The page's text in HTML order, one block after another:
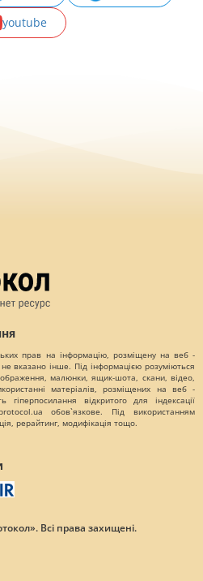
youtube
прав на інформацію, розміщену на веб -
вказано інше. Під інформацією розуміються
малюнки, ящик-шота, скани, відео,
матеріалів, розміщених на веб -
гіперпосилання відкритого для індексації
обов`язкове. Під використанням
рерайтинг, модифікація тощо.
Всі права захищені.